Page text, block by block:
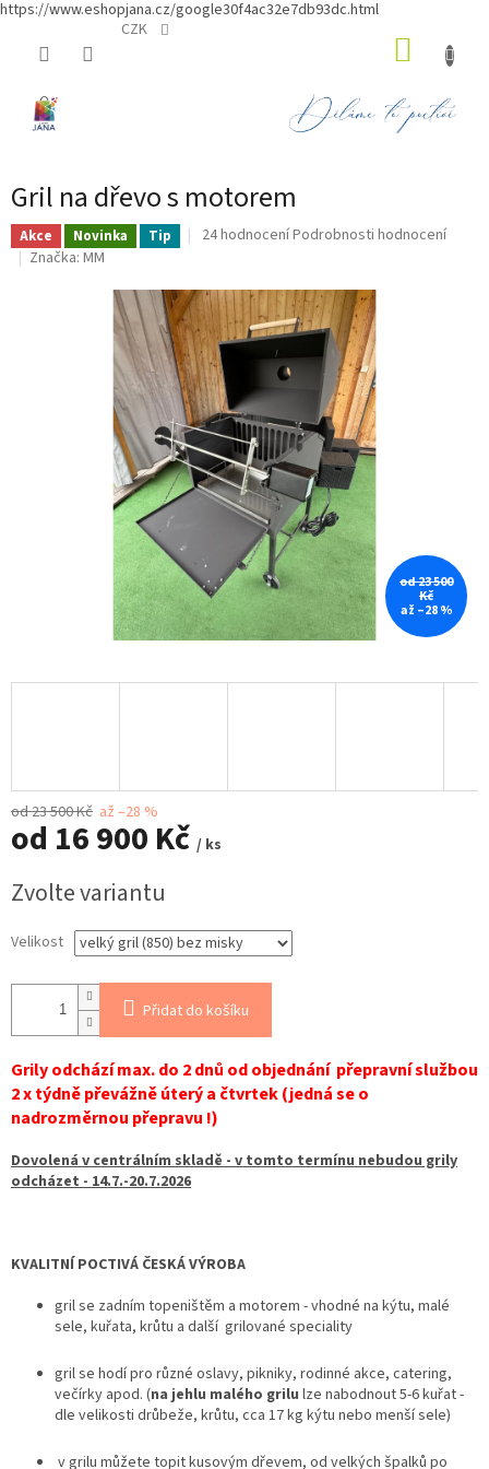
https://www.eshopjana.cz/google30f4ac32e7db93dc.html
CZK
Gril na dřevo s motorem
Akce Novinka Tip
Průměrné
je
4,9
z
5
hvězdiček.
24 hodnoceníPodrobnosti hodnocení
Značka: MM
od 23 500
Kč
až –28 %
od 23 500 Kč až –28 %
od 16 900 Kč / ks
cena:
Zvolte variantu
Velikost
Přidat do košíku
Grily odchází max. do 2 dnů od objednání přepravní službou
2 x týdně převážně úterý a čtvrtek (jedná se o
nadrozměrnou přepravu !)
Dovolená v centrálním skladě - v tomto termínu nebudou grily
odcházet - 14.7.-20.7.2026
KVALITNÍ POCTIVÁ ČESKÁ VÝROBA
gril se zadním topeništěm a motorem - vhodné na kýtu, malé
sele, kuřata, krůtu a další grilované speciality
gril se hodí pro různé oslavy, pikniky, rodinné akce, catering,
večírky apod. (na jehlu malého grilu lze nabodnout 5-6 kuřat -
dle velikosti drůbeže, krůtu, cca 17 kg kýtu nebo menší sele)
v grilu můžete topit kusovým dřevem, od velkých špalků po